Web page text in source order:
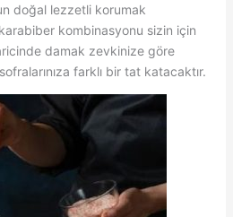
doğal lezzetli korumak
kombinasyonu sizin için
damak zevkinize göre
farklı bir tat katacaktır.